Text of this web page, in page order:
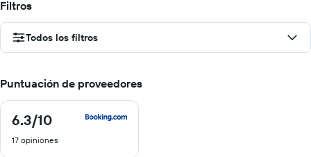
Filtros
Todos los filtros
Puntuación de proveedores
6.3/10
6.3
10
17 opiniones